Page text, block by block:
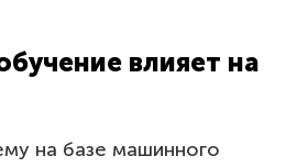
влияет на
на базе машинного